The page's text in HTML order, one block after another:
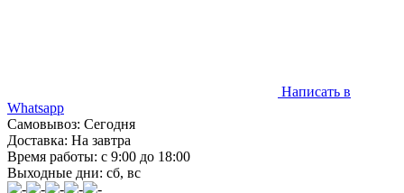
Написать в
Whatsapp
Самовывоз: Сегодня
Доставка: На завтра
Время работы: с 9:00 до 18:00
Выходные дни: сб, вс